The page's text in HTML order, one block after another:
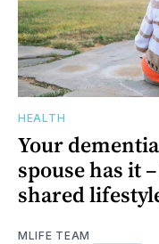
HEALTH
Your
spouse has it
shared
MLIFE TEAM